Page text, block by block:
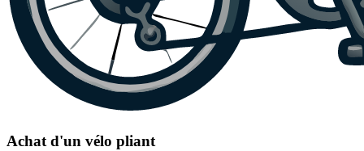
Achat d'un vélo pliant